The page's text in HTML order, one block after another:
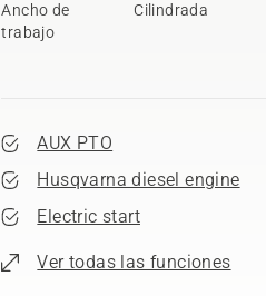
Ancho de
trabajo
Cilindrada
AUX PTO
Husqvarna diesel engine
Electric start
Ver todas las funciones